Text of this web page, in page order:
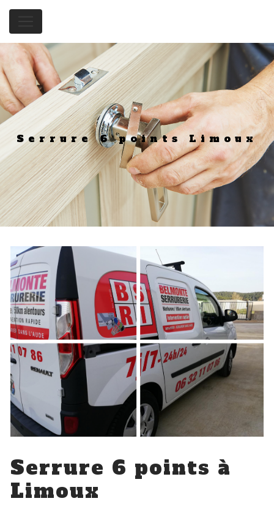
Panneau de gestion des cookies
Serrure 6 points Limoux
Serrure 6 points à
Limoux